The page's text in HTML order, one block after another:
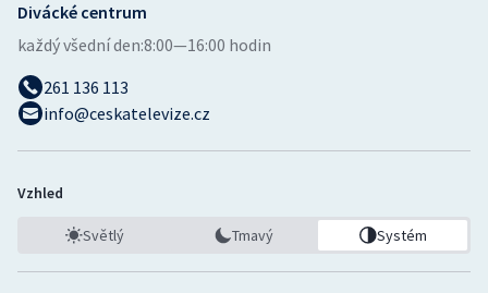
Divácké centrum
každý všední den:8:00—16:00 hodin
261 136 113
info@ceskatelevize.cz
Vzhled
Světlý Tmavý Systém